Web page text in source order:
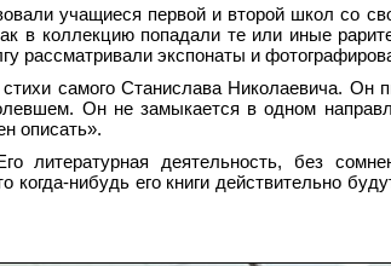
учащиеся первой и второй школ со
в коллекцию попадали те или иные
рассматривали экспонаты и
самого Станислава Николаевича. Он
Он не замыкается в одном
описать».
литературная деятельность, без
нибудь его книги действительно